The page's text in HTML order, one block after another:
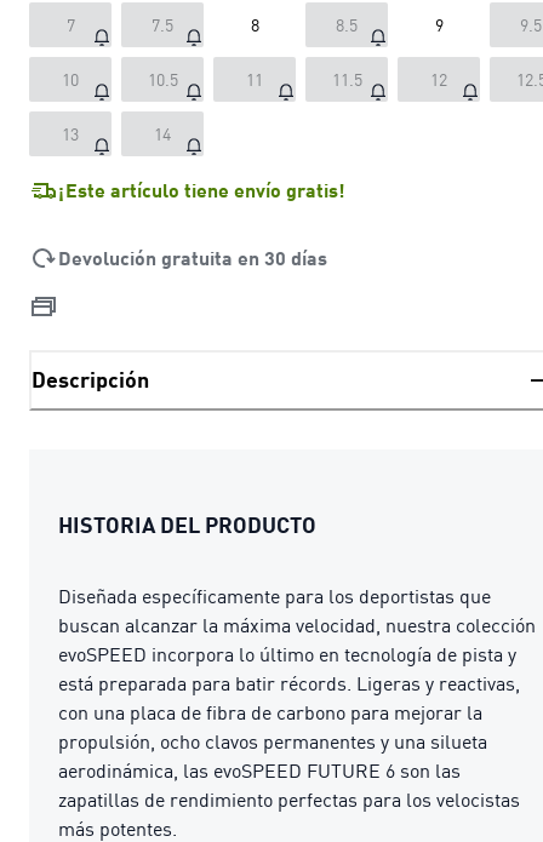
7 7.5 8 8.5 9 9.5
10 10.5 11 11.5 12
13 14
¡Este artículo tiene envío gratis!
Devolución gratuita en 30 días
Descripción
HISTORIA DEL PRODUCTO
Diseñada específicamente para los deportistas que
buscan alcanzar la máxima velocidad, nuestra colección
evoSPEED incorpora lo último en tecnología de pista y
está preparada para batir récords. Ligeras y reactivas,
con una placa de fibra de carbono para mejorar la
propulsión, ocho clavos permanentes y una silueta
aerodinámica, las evoSPEED FUTURE 6 son las
zapatillas de rendimiento perfectas para los velocistas
más potentes.